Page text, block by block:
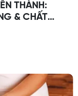
THÀNH:
& CHẤT